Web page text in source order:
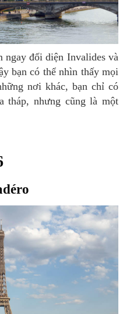
bạn có thể nhìn thấy mọi
nơi khác, bạn chỉ có
tháp, nhưng cũng là một